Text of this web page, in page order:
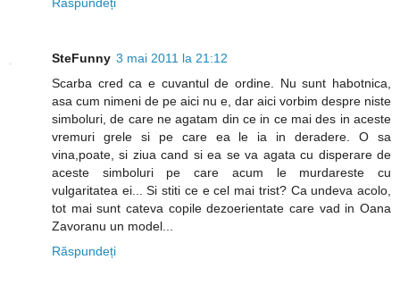
SteFunny 3 mai 2011 la 21:12
Scarba cred ca e cuvantul de ordine. Nu sunt habotnica,
asa cum nimeni de pe aici nu e, dar aici vorbim despre niste
simboluri, de care ne agatam din ce in ce mai des in aceste
vremuri grele si pe care ea le ia in deradere. O sa
vina,poate, si ziua cand si ea se va agata cu disperare de
aceste simboluri pe care acum le murdareste cu
vulgaritatea ei... Si stiti ce e cel mai trist? Ca undeva acolo,
tot mai sunt cateva copile dezoerientate care vad in Oana
Zavoranu un model...
Răspundeți